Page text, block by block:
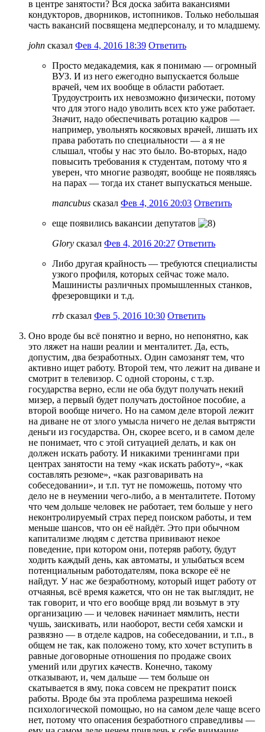
в центре занятости? Вся доска забита вакансиями
кондукторов, дворников, истопников. Только небольшая
часть вакансий посвящена медперсоналу, и то младшему.
john сказал Фев 4, 2016 18:39 Ответить
Просто медакадемия, как я понимаю — огромный
ВУЗ. И из него ежегодно выпускается больше
врачей, чем их вообще в области работает.
Трудоустроить их невозможно физически, потому
что для этого надо уволить всех кто уже работает.
Значит, надо обеспечивать ротацию кадров —
например, увольнять косяковых врачей, лишать их
права работать по специальности — а я не
слышал, чтобы у нас это было. Во-вторых, надо
повысить требования к студентам, потому что я
уверен, что многие разводят, вообще не появляясь
на парах — тогда их станет выпускаться меньше.
mancubus сказал Фев 4, 2016 20:03 Ответить
еще появились вакансии депутатов
Glory сказал Фев 4, 2016 20:27 Ответить
Либо другая крайность — требуются специалисты
узкого профиля, которых сейчас тоже мало.
Машинисты различных промышленных станков,
фрезеровщики и т.д.
rrb сказал Фев 5, 2016 10:30 Ответить
Оно вроде бы всё понятно и верно, но непонятно, как
это ляжет на наши реалии и менталитет. Да, есть,
допустим, два безработных. Один самозанят тем, что
активно ищет работу. Второй тем, что лежит на диване и
смотрит в телевизор. С одной стороны, с т.зр.
государства верно, если не оба будут получать некий
мизер, а первый будет получать достойное пособие, а
второй вообще ничего. Но на самом деле второй лежит
на диване не от злого умысла ничего не делая вытрясти
деньги из государства. Он, скорее всего, и в самом деле
не понимает, что с этой ситуацией делать, и как он
должен искать работу. И никакими тренингами при
центрах занятости на тему «как искать работу», «как
составлять резюме», «как разговаривать на
собеседовании», и т.п. тут не поможешь, потому что
дело не в неумении чего-либо, а в менталитете. Потому
что чем дольше человек не работает, тем больше у него
неконтролируемый страх перед поиском работы, и тем
меньше шансов, что он её найдёт. Это при обычном
капитализме людям с детства прививают некое
поведение, при котором они, потеряв работу, будут
ходить каждый день, как автоматы, и улыбаться всем
потенциальным работодателям, пока вскоре её не
найдут. У нас же безработному, который ищет работу от
отчаянья, всё время кажется, что он не так выглядит, не
так говорит, и что его вообще вряд ли возьмут в эту
организацию — и человек начинает мямлить, нести
чушь, заискивать, или наоборот, вести себя хамски и
развязно — в отделе кадров, на собеседовании, и т.п., в
общем не так, как положено тому, кто хочет вступить в
равные договорные отношения по продаже своих
умений или других качеств. Конечно, такому
отказывают, и, чем дальше — тем больше он
скатывается в яму, пока совсем не прекратит поиск
работы. Вроде бы эта проблема разрешима некоей
психологической помощью, но на самом деле чаще всего
нет, потому что опасения безработного справедливы —